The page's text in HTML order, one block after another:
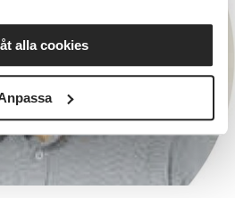
alla cookies